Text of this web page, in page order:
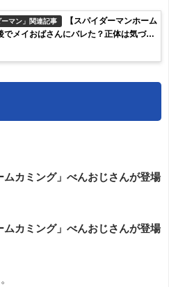
マン」関連記事
【スパイダーマンホーム
でメイおばさんにバレた？正体は気づか
カミング」べんおじさんが登場
カミング」べんおじさんが登場